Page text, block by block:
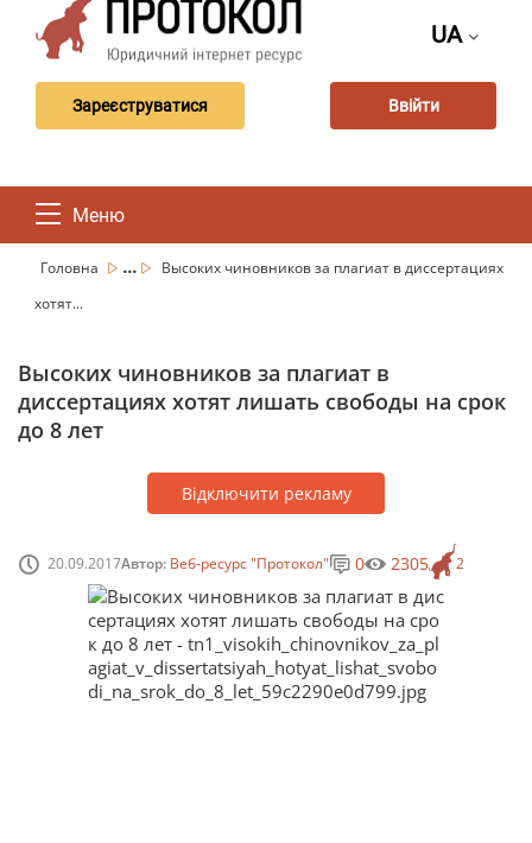
UA
Зареєструватися Ввійти
Меню
Головна ...
Высоких чиновников за плагиат в диссертациях
хотят...
Высоких чиновников за плагиат в
диссертациях хотят лишать свободы на срок
до 8 лет
Відключити рекламу
20.09.2017Автор: Веб-ресурс "Протокол" 2
0 2305